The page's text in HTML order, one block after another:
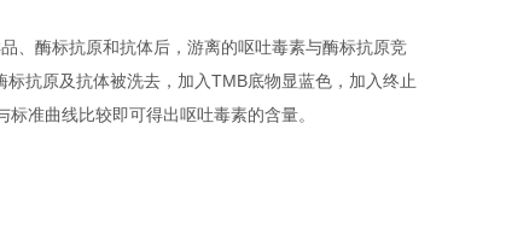
、酶标抗原和抗体后，游离的呕吐毒素与酶标抗原竞
抗原及抗体被洗去，加入TMB底物显蓝色，加入终止
准曲线比较即可得出呕吐毒素的含量。